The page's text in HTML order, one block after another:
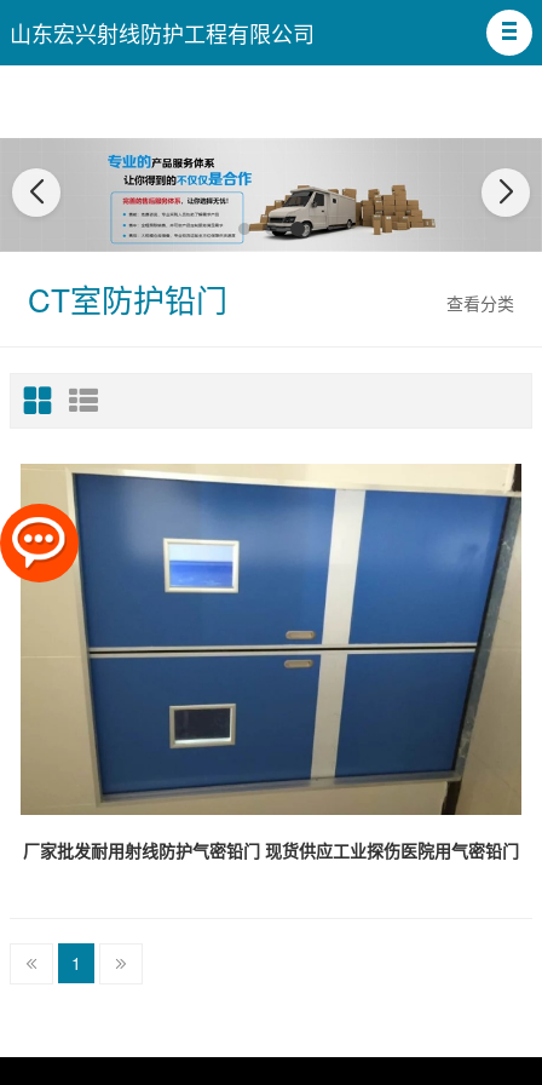
山东宏兴射线防护工程有限公司
查看分类
CT室防护铅门
厂家批发耐用射线防护气密铅门 现货供应工业探伤医院用气密铅门
1